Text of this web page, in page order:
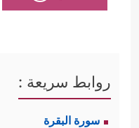
روابط سريعة :
سورة البقرة